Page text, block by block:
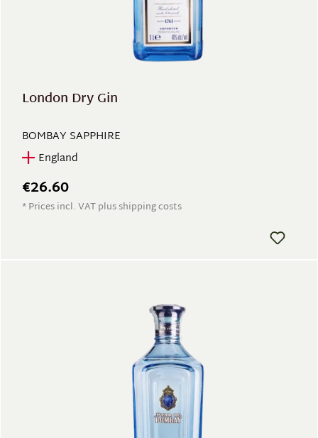
London Dry Gin
BOMBAY SAPPHIRE
England
€26.60
* Prices incl. VAT plus shipping costs